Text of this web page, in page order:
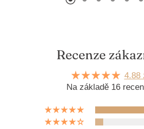
Recenze
4.88
Na základě 16